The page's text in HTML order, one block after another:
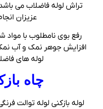
تراش لوله فاضلاب می
عزیزان
رفع بوی نامطلوب با مواد
افزایش جوهر نمک و آب
لوله های
چاه
لوله بازکنی لوله توالت